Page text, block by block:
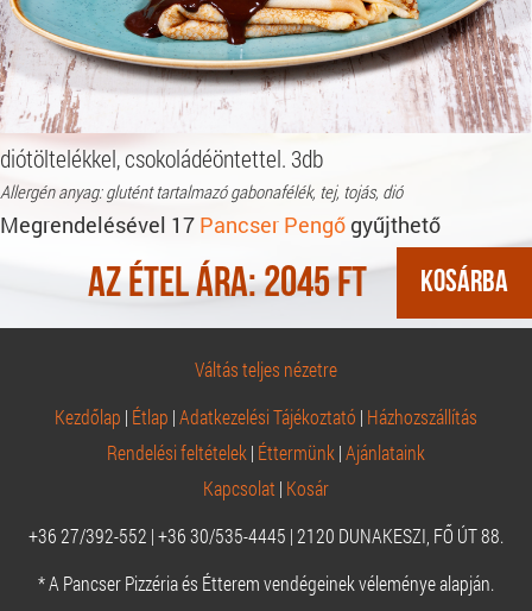
diótöltelékkel, csokoládéöntettel. 3db
Allergén anyag: glutént tartalmazó gabonafélék, tej, tojás, dió
Megrendelésével 17 Pancser Pengő gyűjthető
Az étel ára:2045Ft
Váltás teljes nézetre
Kezdőlap | Étlap |Adatkezelési Tájékoztató | Házhozszállítás
Rendelési feltételek | Éttermünk |Ajánlataink
Kapcsolat | Kosár
+36 27/392-552 | +36 30/535-4445 | 2120 DUNAKESZI, FŐ ÚT 88.
* A Pancser Pizzéria és Étterem vendégeinek véleménye alapján.